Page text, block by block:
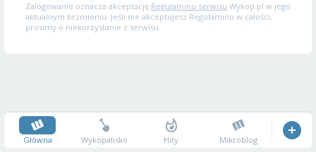
Zalogowanie oznacza akceptację Regulaminu serwisu Wykop.pl w jego
aktualnym brzmieniu. Jeśli nie akceptujesz Regulaminu w całości,
prosimy o niekorzystanie z serwisu.
Główna Wykopalisko Hity Mikroblog